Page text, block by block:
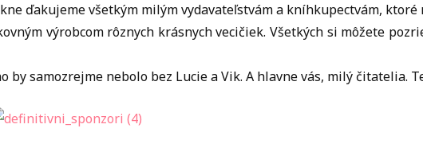
ďakujeme všetkým milým vydavateľstvám a kníhkupectvám,
výrobcom rôznych krásnych vecičiek. Všetkých si môžete
by samozrejme nebolo bez Lucie a Vik. A hlavne vás, milý čitatelia.